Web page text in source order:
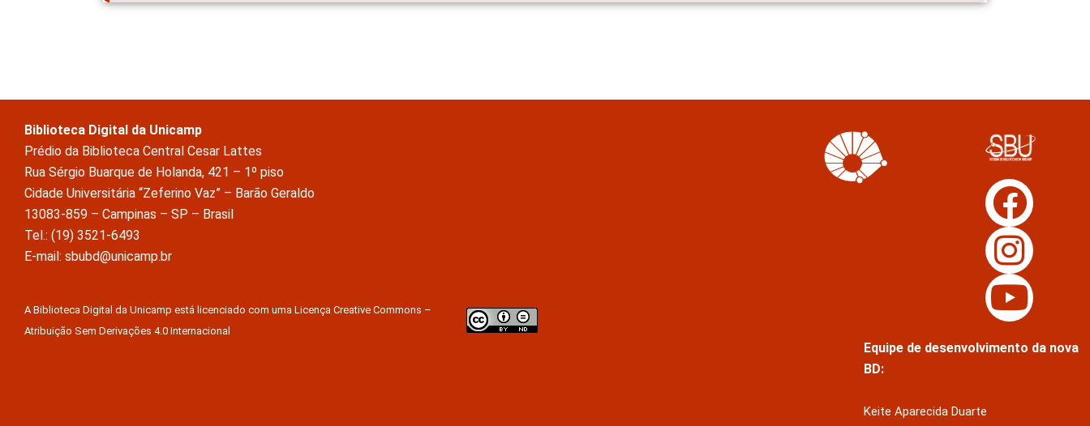
Biblioteca Digital da Unicamp
Prédio da Biblioteca Central Cesar Lattes
Rua Sérgio Buarque de Holanda, 421 – 1º piso
Cidade Universitária “Zeferino Vaz” – Barão Geraldo
13083-859 – Campinas – SP – Brasil
Tel.: (19) 3521-6493
E-mail: sbubd@unicamp.br
A Biblioteca Digital da Unicamp está licenciado com uma Licença Creative Commons –
Atribuição Sem Derivações 4.0 Internacional
Equipe de desenvolvimento da nova
Keite Aparecida Duarte
Márcio Vinícius de Jesus Almeida